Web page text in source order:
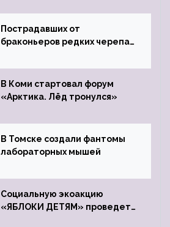
Пострадавших от
браконьеров редких черепах
зоопарк
В Коми стартовал форум
«Арктика. Лёд тронулся»
В Томске создали фантомы
лабораторных мышей
Социальную экоакцию
«ЯБЛОКИ ДЕТЯМ» проведет